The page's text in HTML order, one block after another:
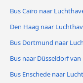
Bus Caïro naar
Den Haag naar
Bus Dortmund naar
Bus naar Düsseldorf
Bus Enschede naar